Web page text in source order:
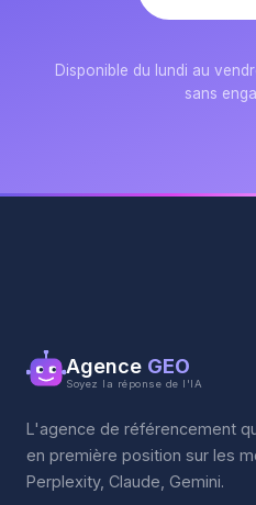
Disponible du lundi au
sans
Agence GEO
Soyez la réponse de l'IA
L'agence de référencement
en première position sur les
Perplexity, Claude, Gemini.